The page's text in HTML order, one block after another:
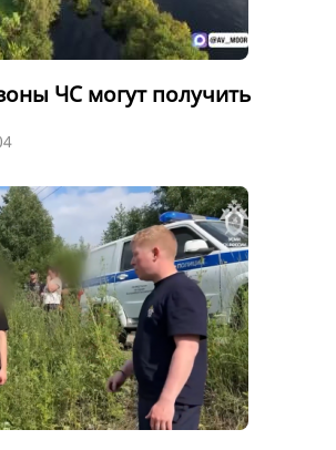
ЧС могут получить